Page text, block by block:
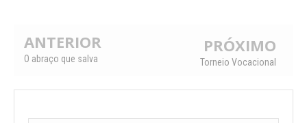
ANTERIOR
O abraço que salva
PRÓXIMO
Torneio Vocacional